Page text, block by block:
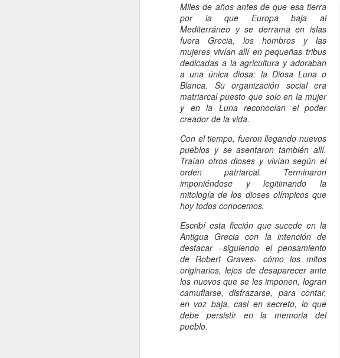
Miles de años antes de que esa tierra
por la que Europa baja al
Mediterráneo y se derrama en islas
fuera Grecia, los hombres y las
mujeres vivían allí en pequeñas tribus
dedicadas a la agricultura y adoraban
a una única diosa: la Diosa Luna o
Blanca. Su organización social era
matriarcal puesto que solo en la mujer
y en la Luna reconocían el poder
creador de la vida.
Con el tiempo, fueron llegando nuevos
pueblos y se asentaron también allí.
Traían otros dioses y vivían según el
orden patriarcal. Terminaron
imponiéndose y legitimando la
mitología de los dioses olímpicos que
hoy todos conocemos.
Escribí esta ficción que sucede en la
Antigua Grecia con la intención de
destacar –siguiendo el pensamiento
de Robert Graves- cómo los mitos
originarios, lejos de desaparecer ante
los nuevos que se les imponen, logran
camuflarse, disfrazarse, para contar,
en voz baja, casi en secreto, lo que
debe persistir en la memoria del
pueblo.